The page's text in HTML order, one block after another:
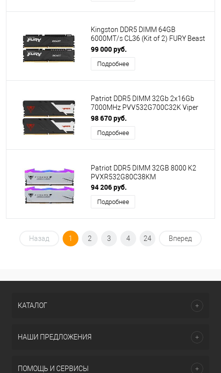
Kingston DDR5 DIMM 64GB
6000MT/s CL36 (Kit of 2) FURY Beast
Black
99 000 руб.
Подробнее
Patriot DDR5 DIMM 32Gb 2x16Gb
7000MHz PVV532G700C32K Viper
Venom RTL Gaming PC5-56000 CL32
DIMM 288-pin 1.45В kit с радиатором
Ret
98 670 руб.
Подробнее
Patriot DDR5 DIMM 32GB 8000 K2
PVXR532G80C38KM
94 206 руб.
Подробнее
Назад 1 2 3 4 24 Вперед
КАТАЛОГ
НАШИ ПРЕДЛОЖЕНИЯ
ПОМОЩЬ И СЕРВИСЫ